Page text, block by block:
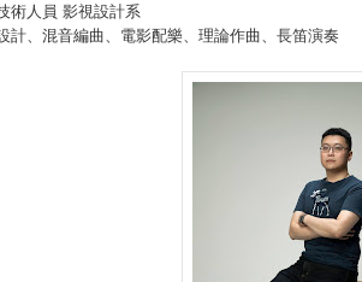
術人員 影視設計系
計、混音編曲、電影配樂、理論作曲、長笛演奏